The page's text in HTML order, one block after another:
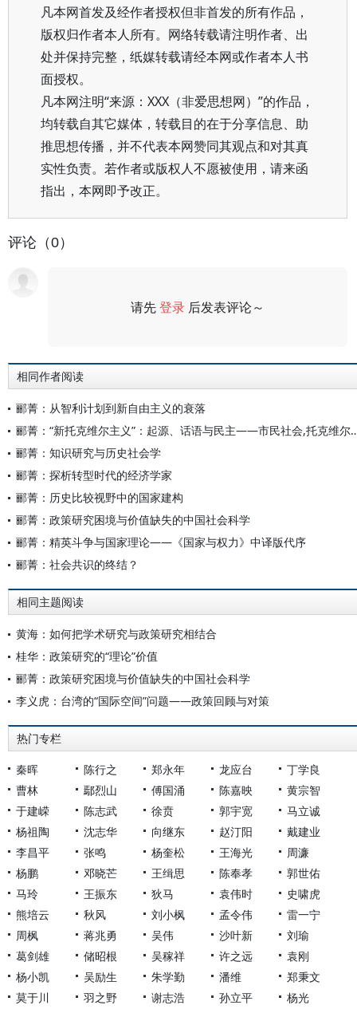
凡本网首发及经作者授权但非首发的所有作品，
版权归作者本人所有。网络转载请注明作者、出
处并保持完整，纸媒转载请经本网或作者本人书
面授权。
凡本网注明“来源：XXX（非爱思想网）”的作品，
均转载自其它媒体，转载目的在于分享信息、助
推思想传播，并不代表本网赞同其观点和对其真
实性负责。若作者或版权人不愿被使用，请来函
指出，本网即予改正。
评论（0）
请先登录 后发表评论～
相同作者阅读
郦菁：从智利计划到新自由主义的衰落
郦菁：“新托克维尔主义”：起源、
郦菁：知识研究与历史社会学
郦菁：探析转型时代的经济学家
郦菁：历史比较视野中的国家建构
郦菁：政策研究困境与价值缺失的中国社会科学
郦菁：精英斗争与国家理论——《国家与权力》中译版代序
郦菁：社会共识的终结？
相同主题阅读
黄海：如何把学术研究与政策研究相结合
桂华：政策研究的“理论”价值
郦菁：政策研究困境与价值缺失的中国社会科学
李义虎：台湾的“国际空间”问题——政策回顾与对策
热门专栏
秦晖 陈行之 郑永年 龙应台
丁学良
曹林
鄢烈山 傅国涌 陈嘉映
黄宗智
于建嵘
陈志武 徐贲 郭宇宽
马立诚
杨祖陶
沈志华 向继东 赵汀阳
戴建业
李昌平
张鸣 杨奎松 王海光
周濂
杨鹏
邓晓芒 王缉思 陈奉孝
郭世佑
马玲
王振东 狄马 袁伟时
史啸虎
熊培云
秋风 刘小枫 孟令伟
雷一宁
周枫
蒋兆勇 吴伟 沙叶新
刘瑜
葛剑雄
储昭根 吴稼祥 许之远
袁刚
杨小凯
吴励生 朱学勤 潘维
郑秉文
莫于川
羽之野 谢志浩 孙立平 杨光